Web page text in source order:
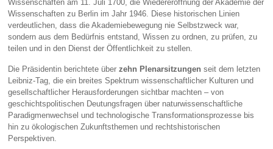
Wissenschaften am 11. Juli 1700, die Wiedereröffnung der Akademie der
Wissenschaften zu Berlin im Jahr 1946. Diese historischen Linien
verdeutlichen, dass die Akademiebewegung nie Selbstzweck war,
sondern aus dem Bedürfnis entstand, Wissen zu ordnen, zu prüfen, zu
teilen und in den Dienst der Öffentlichkeit zu stellen.
Die Präsidentin berichtete überzehn Plenarsitzungen seit dem letzten
Leibniz‑Tag, die ein breites Spektrum wissenschaftlicher Kulturen und
gesellschaftlicher Herausforderungen sichtbar machten – von
geschichtspolitischen Deutungsfragen über naturwissenschaftliche
Paradigmenwechsel und technologische Transformationsprozesse bis
hin zu ökologischen Zukunftsthemen und rechtshistorischen
Perspektiven.